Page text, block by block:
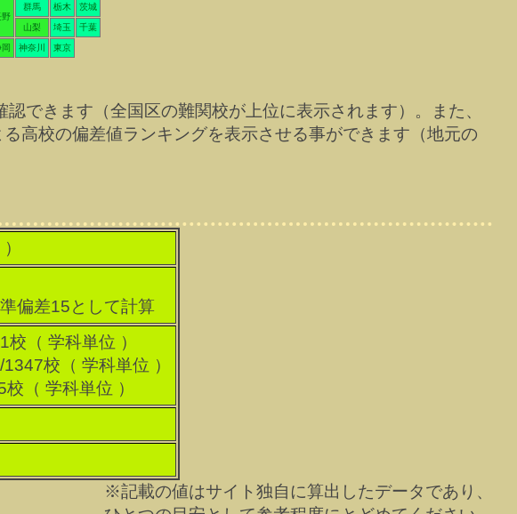
野
群馬 栃木 茨城
山梨 埼玉 千葉
神奈川 東京
できます（全国区の難関校が上位に表示されます）。また、
高校の偏差値ランキングを表示させる事ができます（地元の
偏差15として計算
（ 学科単位 ）
校（ 学科単位 ）
（ 学科単位 ）
※記載の値はサイト独自に算出したデータであり、